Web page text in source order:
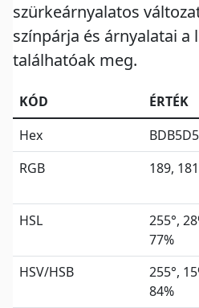
szürkeárnyalatos
színpárja és árnyalatai a
találhatóak meg.
KÓD ÉRTÉK
Hex
BDB5D5
RGB
189,
HSL
255°,
77%
HSV/HSB
255°,
84%